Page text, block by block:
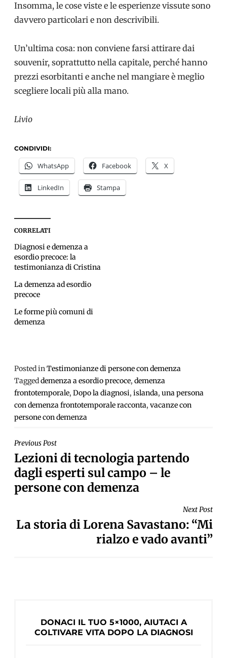
Insomma, le cose viste e le esperienze vissute sono
davvero particolari e non descrivibili.
Un’ultima cosa: non conviene farsi attirare dai
souvenir, soprattutto nella capitale, perché hanno
prezzi esorbitanti e anche nel mangiare è meglio
scegliere locali più alla mano.
Livio
CONDIVIDI:
WhatsApp Facebook X
LinkedIn Stampa
CORRELATI
Diagnosi e demenza a
esordio precoce: la
testimonianza di Cristina
La demenza ad esordio
precoce
Le forme più comuni di
demenza
Posted inTestimonianze di persone con demenza
Taggeddemenza a esordio precoce, demenza
frontotemporale, Dopo la diagnosi, islanda, una persona
con demenza frontotemporale racconta, vacanze con
persone con demenza
NAVIGAZIONE
ARTICOLI
Previous Post
Lezioni di tecnologia partendo
dagli esperti sul campo – le
persone con demenza
Next Post
La storia di Lorena Savastano: “Mi
rialzo e vado avanti”
DONACI IL TUO 5×1000, AIUTACI A
COLTIVARE VITA DOPO LA DIAGNOSI